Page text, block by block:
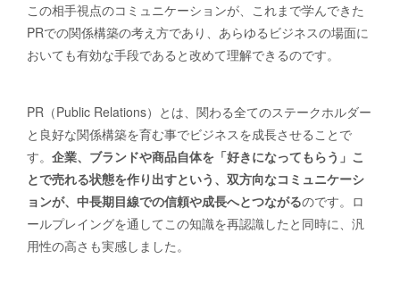
この相手視点のコミュニケーションが、これまで学んできた
PRでの関係構築の考え方であり、あらゆるビジネスの場面に
おいても有効な手段であると改めて理解できるのです。
PR（Public Relations）とは、関わる全てのステークホルダー
と良好な関係構築を育む事でビジネスを成長させることで
す。 企業、ブランドや商品自体を「好きになってもらう」こ
とで売れる状態を作り出すという、双方向なコミュニケーシ
ョンが、中長期目線での信頼や成長へとつながるのです。ロ
ールプレイングを通してこの知識を再認識したと同時に、汎
用性の高さも実感しました。